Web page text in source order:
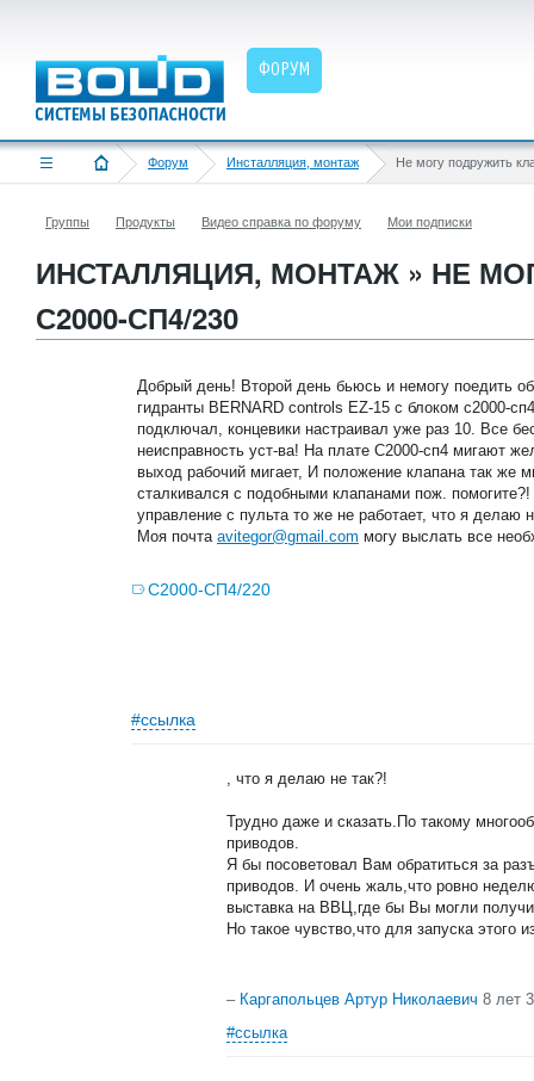
ФОРУМ
Форум Инсталляция, монтаж
Группы Продукты Видео справка по форуму Мои подписки
ИНСТАЛЛЯЦИЯ, МОНТАЖ » НЕ
С2000-СП4/230
Добрый день! Второй день бьюсь и немогу поедить
гидранты BERNARD controls EZ-15 с блоком с2000-
подключал, концевики настраивал уже раз 10. Все
неисправность уст-ва! На плате С2000-сп4 мигают
выход рабочий мигает, И положение клапана так же
сталкивался с подобными клапанами пож.
управление с пульта то же не работает, что я делаю
Моя почта avitegor@gmail.com могу выслать все
С2000-СП4/220
#ссылка
, что я делаю не так?!
Трудно даже и сказать.По такому
приводов.
Я бы посоветовал Вам обратиться за
приводов. И очень жаль,что ровно
выставка на ВВЦ,где бы Вы могли
Но такое чувство,что для запуска
– Каргапольцев Артур Николаевич 8 лет
#ссылка